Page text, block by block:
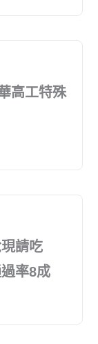
高工特殊
請吃
率8成